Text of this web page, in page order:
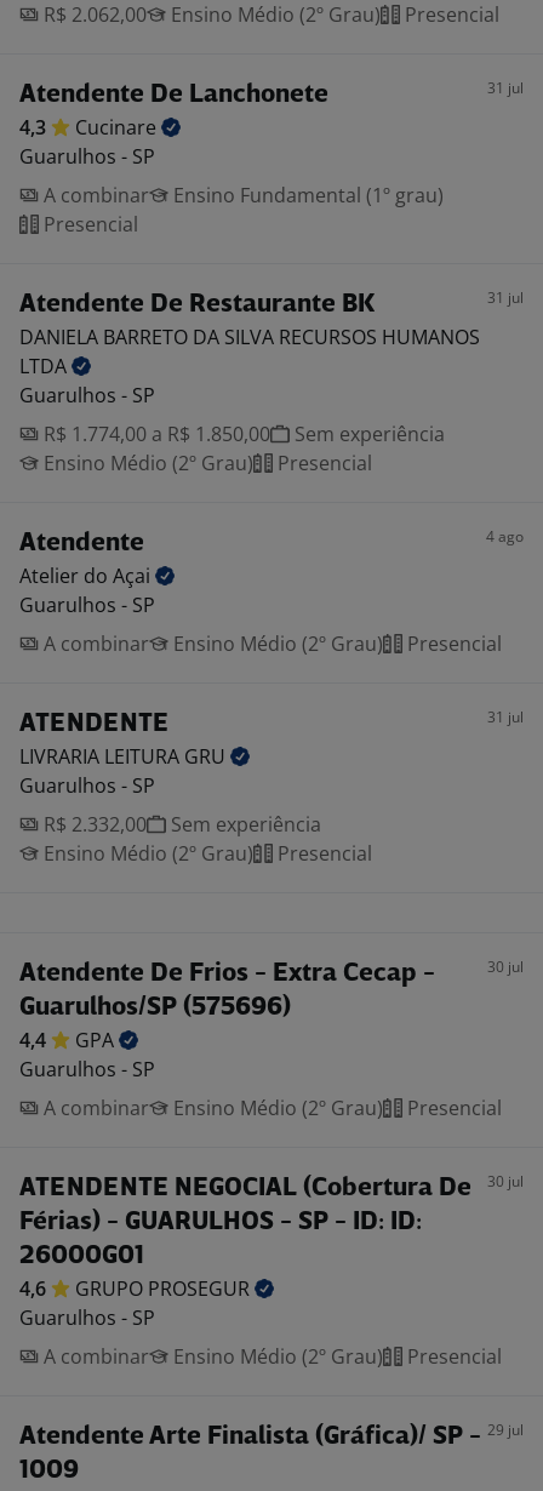
R$ 2.062,00
Ensino Médio (2º Grau) Presencial
Atendente De Lanchonete 31 jul
4,3
Cucinare
Guarulhos - SP
A combinar
Ensino Fundamental (1º grau)
Presencial
Atendente De Restaurante BK 31 jul
DANIELA BARRETO DA SILVA RECURSOS HUMANOS
LTDA
Guarulhos - SP
R$ 1.774,00 a R$ 1.850,00
Sem experiência
Ensino Médio (2º Grau)
Presencial
Atendente 4 ago
Atelier do Açai
Guarulhos - SP
A combinar
Ensino Médio (2º Grau) Presencial
ATENDENTE 31 jul
LIVRARIA LEITURA GRU
Guarulhos - SP
R$ 2.332,00
Sem experiência
Ensino Médio (2º Grau)
Presencial
Atendente De Frios - Extra Cecap -
Guarulhos/SP (575696)
30 jul
4,4
GPA
Guarulhos - SP
A combinar
Ensino Médio (2º Grau) Presencial
ATENDENTE NEGOCIAL (Cobertura De
Férias) - GUARULHOS - SP - ID: ID:
26000G01
30 jul
4,6 GRUPO PROSEGUR
Guarulhos - SP
A combinar
Ensino Médio (2º Grau) Presencial
Atendente Arte Finalista (Gráfica)/ SP -
1009
29 jul